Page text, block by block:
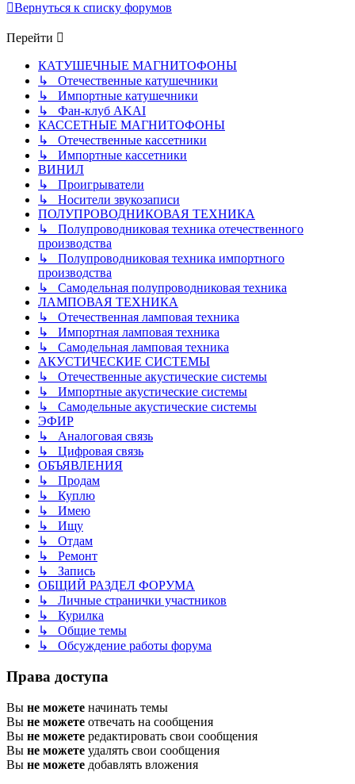
Вернуться к списку форумов
Перейти
КАТУШЕЧНЫЕ МАГНИТОФОНЫ
↳ Отечественные катушечники
↳ Импортные катушечники
↳ Фан-клуб AKAI
КАССЕТНЫЕ МАГНИТОФОНЫ
↳ Отечественные кассетники
↳ Импортные кассетники
ВИНИЛ
↳ Проигрыватели
↳ Носители звукозаписи
ПОЛУПРОВОДНИКОВАЯ ТЕХНИКА
↳ Полупроводниковая техника отечественного
производства
↳ Полупроводниковая техника импортного
производства
↳ Самодельная полупроводниковая техника
ЛАМПОВАЯ ТЕХНИКА
↳ Отечественная ламповая техника
↳ Импортная ламповая техника
↳ Самодельная ламповая техника
АКУСТИЧЕСКИЕ СИСТЕМЫ
↳ Отечественные акустические системы
↳ Импортные акустические системы
↳ Самодельные акустические системы
ЭФИР
↳ Аналоговая связь
↳ Цифровая связь
ОБЪЯВЛЕНИЯ
↳ Продам
↳ Куплю
↳ Имею
↳ Ищу
↳ Отдам
↳ Ремонт
↳ Запись
ОБЩИЙ РАЗДЕЛ ФОРУМА
↳ Личные странички участников
↳ Курилка
↳ Общие темы
↳ Обсуждение работы форума
Права доступа
Вы не можете начинать темы
Вы не можете отвечать на сообщения
Вы не можете редактировать свои сообщения
Вы не можете удалять свои сообщения
Вы не можете добавлять вложения